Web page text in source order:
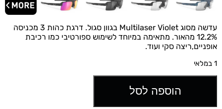
עדשה מסוג Multilaser Violet בגוון סגול. דרגת כהות 3 מכניסה
12.2% מהאור. מתאימה במיוחד לשימוש ספורטיבי כמו רכיבת
אופניים,ריצה סקי ועוד.
1 במלאי
הוספה לסל